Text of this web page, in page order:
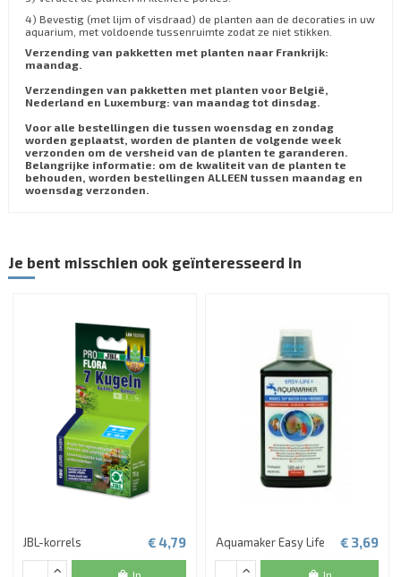
4) Bevestig (met lijm of visdraad) de planten aan de decoraties in uw
aquarium, met voldoende tussenruimte zodat ze niet stikken.
Verzending van pakketten met planten naar Frankrijk:
maandag.
Verzendingen van pakketten met planten voor België,
Nederland en Luxemburg: van maandag tot dinsdag.
Voor alle bestellingen die tussen woensdag en zondag
worden geplaatst, worden de planten de volgende week
verzonden om de versheid van de planten te garanderen.
Belangrijke informatie: om de kwaliteit van de planten te
behouden, worden bestellingen ALLEEN tussen maandag en
woensdag verzonden.
Je bent misschien ook geïnteresseerd in
JBL-korrels € 4,79 Aquamaker Easy Life € 3,69